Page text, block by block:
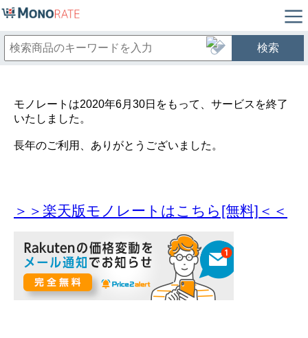
検索
モノレートは2020年6月30日をもって、サービスを終了
いたしました。
長年のご利用、ありがとうございました。
＞＞楽天版モノレートはこちら[無料]＜＜